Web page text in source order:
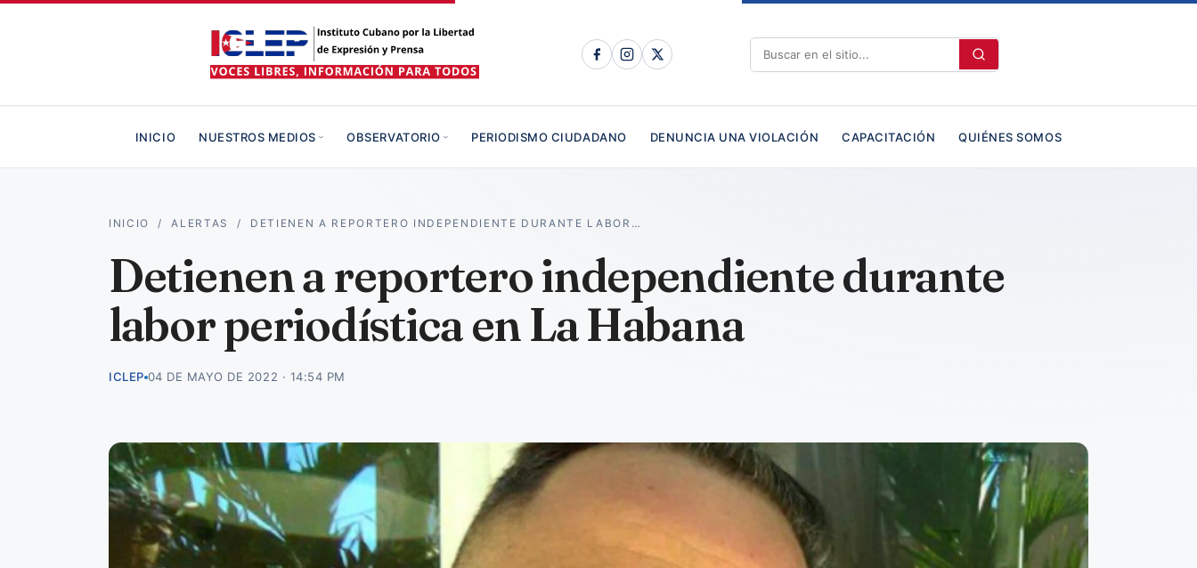
INICIO NUESTROS MEDIOS OBSERVATORIO PERIODISMO CIUDADANO DENUNCIA UNA VIOLACIÓN CAPACITACIÓN QUIÉNES SOMOS
INICIO /ALERTAS / DETIENEN A REPORTERO INDEPENDIENTE DURANTE LABOR…
Detienen a reportero independiente durante
labor periodística en La Habana
ICLEP 04 DE MAYO DE 2022 · 14:54 PM